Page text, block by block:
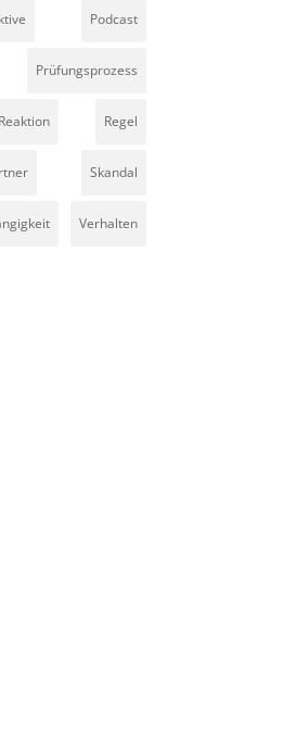
Podcast
Prüfungsprozess
Reaktion Regel
Skandal
Verhalten